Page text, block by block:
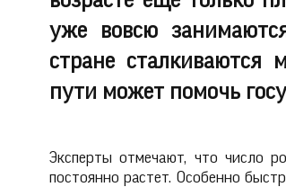
уже вовсю
стране
пути может помочь
Эксперты отмечают, что число
постоянно растет. Особенно